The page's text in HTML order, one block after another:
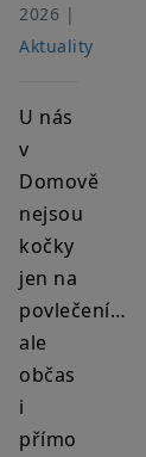
2026 |
Aktuality
U nás
v
Domově
nejsou
kočky
jen na
povlečení…
ale
občas
i
přímo